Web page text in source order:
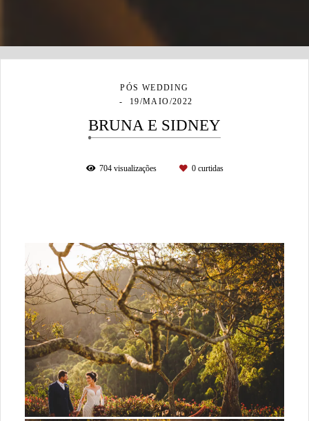
PÓS WEDDING
19/MAIO/2022
BRUNA E SIDNEY
704visualizações 0curtidas